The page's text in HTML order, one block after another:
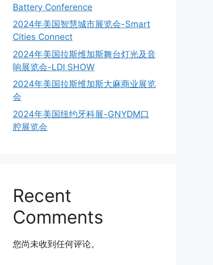
Battery Conference
2024年美国智慧城市展览会-Smart
Cities Connect
2024年美国拉斯维加斯舞台灯光及音
响展览会-LDI SHOW
2024年美国拉斯维加斯大麻商业展览
会
2024年美国纽约牙科展-GNYDM口
腔展览会
Recent
Comments
您尚未收到任何评论。